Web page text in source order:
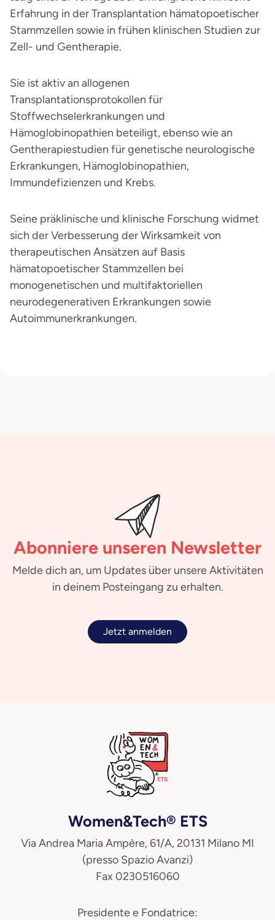
Erfahrung in der Transplantation hämatopoetischer
Stammzellen sowie in frühen klinischen Studien zur
Zell- und Gentherapie.
Sie ist aktiv an allogenen
Transplantationsprotokollen für
Stoffwechselerkrankungen und
Hämoglobinopathien beteiligt, ebenso wie an
Gentherapiestudien für genetische neurologische
Erkrankungen, Hämoglobinopathien,
Immundefizienzen und Krebs.
Seine präklinische und klinische Forschung widmet
sich der Verbesserung der Wirksamkeit von
therapeutischen Ansätzen auf Basis
hämatopoetischer Stammzellen bei
monogenetischen und multifaktoriellen
neurodegenerativen Erkrankungen sowie
Autoimmunerkrankungen.
Abonniere unseren Newsletter
Melde dich an, um Updates über unsere Aktivitäten
in deinem Posteingang zu erhalten.
Jetzt anmelden
Women&Tech® ETS
Via Andrea Maria Ampère, 61/A, 20131 Milano MI
(presso Spazio Avanzi)
Fax 0230516060
Presidente e Fondatrice: